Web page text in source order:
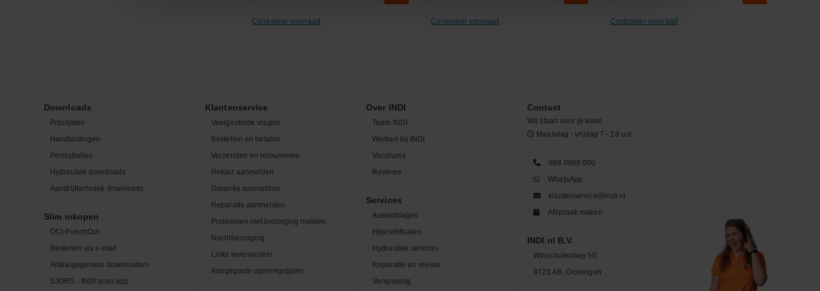
Controleer voorraad Controleer voorraad Controleer voorraad
Downloads
Prijslijsten
Handleidingen
Perstabellen
Hydrauliek downloads
Aandrijftechniek downloads
Slim inkopen
OCI-PunchOut
Bestellen via e-mail
Artikelgegevens downloaden
SJORS - INDI scan app
Klantenservice
Veelgestelde vragen
Bestellen en betalen
Verzenden en retourneren
Retour aanmelden
Garantie aanmelden
Reparatie aanmelden
Problemen met bezorging melden
Nachtbezorging
Links leveranciers
Aangepaste openingstijden
Over INDI
Team INDI
Werken bij INDI
Vacatures
Reviews
Services
Assemblages
Hijscertificaten
Hydrauliek services
Reparatie en revisie
Verspaning
Contact
Wij staan voor je klaar.
Maandag - vrijdag 7 - 18 uur
088 0666 000
WhatsApp
klantenservice@indi.nl
Afspraak maken
INDI.nl B.V.
Winschoterdiep 50
9723 AB, Groningen